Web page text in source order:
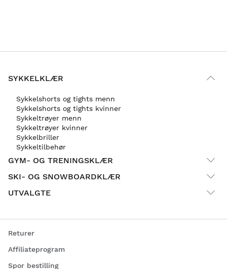
SYKKELKLÆR
Sykkelshorts og tights menn
Sykkelshorts og tights kvinner
Sykkeltrøyer menn
Sykkeltrøyer kvinner
Sykkelbriller
Sykkeltilbehør
GYM- OG TRENINGSKLÆR
SKI- OG SNOWBOARDKLÆR
UTVALGTE
Returer
Affiliateprogram
Spor bestilling